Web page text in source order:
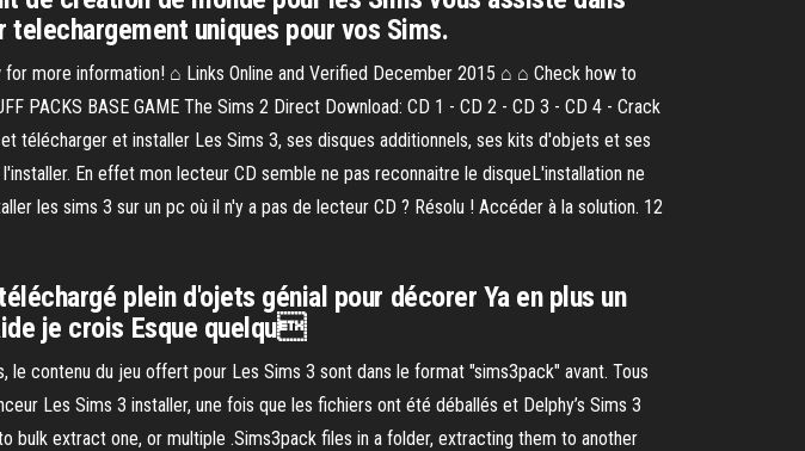
telechargement uniques pour vos Sims.
more information! ⌂ Links Online and Verified December 2015 ⌂ ⌂ Check how to
PACKS BASE GAME The Sims 2 Direct Download: CD 1 - CD 2 - CD 3 - CD 4 - Crack
télécharger et installer Les Sims 3, ses disques additionnels, ses kits d'objets et ses
En effet mon lecteur CD semble ne pas reconnaitre le disqueL'installation ne
les sims 3 sur un pc où il n'y a pas de lecteur CD ? Résolu ! Accéder à la solution. 12
plein d'ojets génial pour décorer Ya en plus un
je crois Esque quelqu
contenu du jeu offert pour Les Sims 3 sont dans le format "sims3pack" avant. Tous
Les Sims 3 installer, une fois que les fichiers ont été déballés et Delphy’s Sims 3
extract one, or multiple .Sims3pack files in a folder, extracting them to another